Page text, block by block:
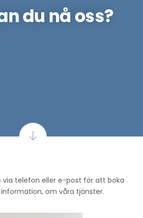
du nå oss?
via telefon eller e-post för att boka
om våra tjänster.